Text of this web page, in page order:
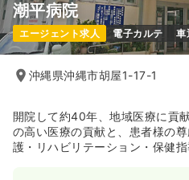
潮平病院
エージェント求人 電子カルテ 車
沖縄県沖縄市胡屋1-17-1
開院して約40年、地域医療に貢
の高い医療の貢献と、患者様の
護・リハビリテーション・保健